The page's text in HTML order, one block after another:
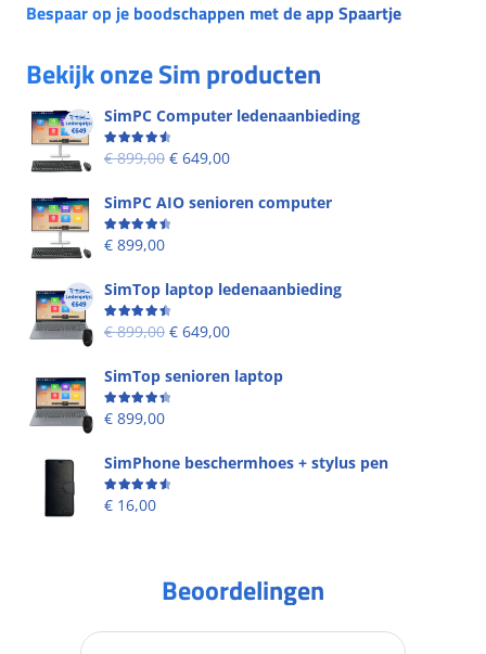
Bespaar op je boodschappen met de app Spaartje
Bekijk onze Sim producten
SimPC Computer ledenaanbieding
Beoordeling 4.60uit 5
€899,00 € 649,00
SimPC AIO senioren computer
Beoordeling
€ 899,00
SimTop laptop ledenaanbieding
Beoordeling 4.53uit 5
€899,00 € 649,00
SimTop senioren laptop
Beoordeling
€ 899,00
SimPhone beschermhoes + stylus pen
Beoordeling
€ 16,00
Beoordelingen